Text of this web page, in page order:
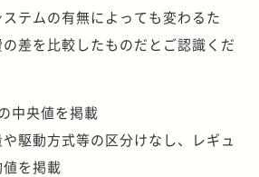
テムの有無によっても変わるた
差を比較したものだとご認識くだ
中央値を掲載
駆動方式等の区分けなし、レギュ
を掲載